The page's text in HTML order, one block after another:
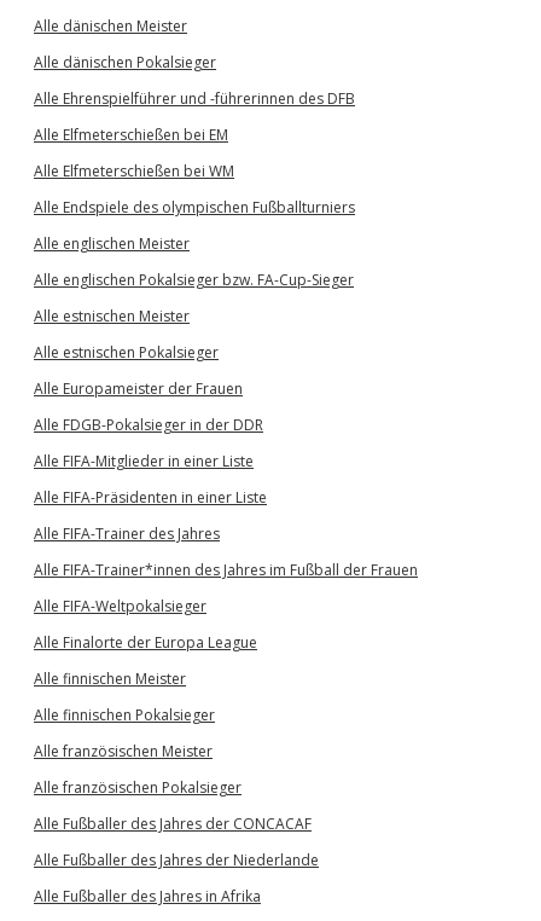
Alle dänischen Meister
Alle dänischen Pokalsieger
Alle Ehrenspielführer und -führerinnen des DFB
Alle Elfmeterschießen bei EM
Alle Elfmeterschießen bei WM
Alle Endspiele des olympischen Fußballturniers
Alle englischen Meister
Alle englischen Pokalsieger bzw. FA-Cup-Sieger
Alle estnischen Meister
Alle estnischen Pokalsieger
Alle Europameister der Frauen
Alle FDGB-Pokalsieger in der DDR
Alle FIFA-Mitglieder in einer Liste
Alle FIFA-Präsidenten in einer Liste
Alle FIFA-Trainer des Jahres
Alle FIFA-Trainer*innen des Jahres im Fußball der Frauen
Alle FIFA-Weltpokalsieger
Alle Finalorte der Europa League
Alle finnischen Meister
Alle finnischen Pokalsieger
Alle französischen Meister
Alle französischen Pokalsieger
Alle Fußballer des Jahres der CONCACAF
Alle Fußballer des Jahres der Niederlande
Alle Fußballer des Jahres in Afrika